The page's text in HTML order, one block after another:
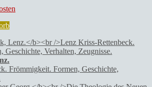
Frömmigkeit. Formen, Geschichte,